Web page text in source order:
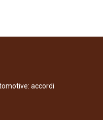
accordi